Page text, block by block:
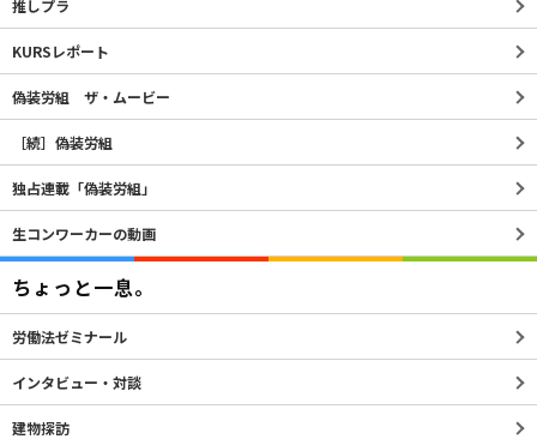
推しプラ
KURSレポート
偽装労組 ザ・ムービー
［続］偽装労組
独占連載「偽装労組」
生コンワーカーの動画
ちょっと一息。
労働法ゼミナール
インタビュー・対談
建物探訪